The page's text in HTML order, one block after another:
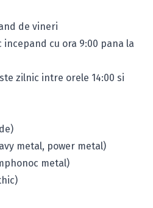
de vineri
cu ora 9:00 pana la
zilnic intre orele 14:00 si
metal, power metal)
metal)